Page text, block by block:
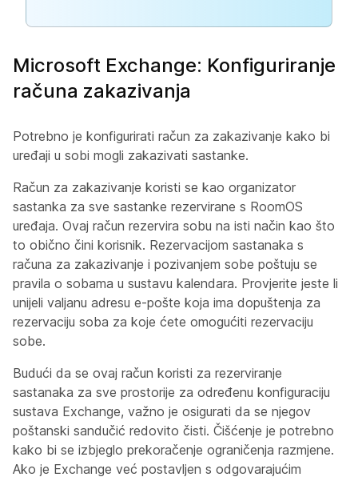
Microsoft Exchange: Konfiguriranje
računa zakazivanja
Potrebno je konfigurirati račun za zakazivanje kako bi
uređaji u sobi mogli zakazivati sastanke.
Račun za zakazivanje koristi se kao organizator
sastanka za sve sastanke rezervirane s RoomOS
uređaja. Ovaj račun rezervira sobu na isti način kao što
to obično čini korisnik. Rezervacijom sastanaka s
računa za zakazivanje i pozivanjem sobe poštuju se
pravila o sobama u sustavu kalendara. Provjerite jeste li
unijeli valjanu adresu e-pošte koja ima dopuštenja za
rezervaciju soba za koje ćete omogućiti rezervaciju
sobe.
Budući da se ovaj račun koristi za rezerviranje
sastanaka za sve prostorije za određenu konfiguraciju
sustava Exchange, važno je osigurati da se njegov
poštanski sandučić redovito čisti. Čišćenje je potrebno
kako bi se izbjeglo prekoračenje ograničenja razmjene.
Ako je Exchange već postavljen s odgovarajućim